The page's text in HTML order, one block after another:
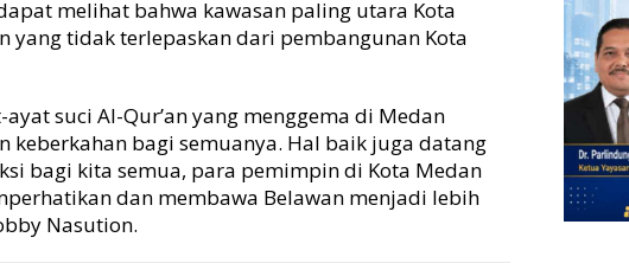
melihat bahwa kawasan paling utara Kota
yang tidak terlepaskan dari pembangunan Kota
suci Al-Qur’an yang menggema di Medan
keberkahan bagi semuanya. Hal baik juga datang
bagi kita semua, para pemimpin di Kota Medan
dan membawa Belawan menjadi lebih
Nasution.